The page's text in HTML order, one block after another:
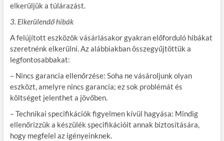
elkerüljük a túlárazást.
3. Elkerülendő hibák
A felújított eszközök vásárlásakor gyakran előforduló hibákat
szeretnénk elkerülni. Az alábbiakban összegyűjtöttük a
legfontosabbakat:
– Nincs garancia ellenőrzése: Soha ne vásároljunk olyan
eszközt, amelyre nincs garancia; ez sok problémát és
költséget jelenthet a jövőben.
– Technikai specifikációk figyelmen kívül hagyása: Mindig
ellenőrizzük a készülék specifikációit annak biztosítására,
hogy megfelel az igényeinknek.